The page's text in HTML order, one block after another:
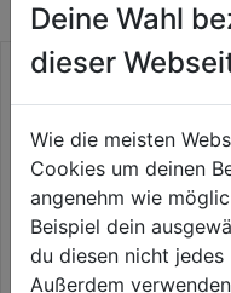
Deine Wahl
dieser
Wie die meisten
Cookies um deinen
angenehm wie
Beispiel dein
du diesen nicht jedes
Außerdem